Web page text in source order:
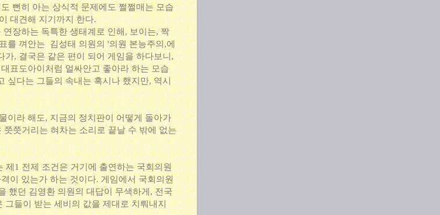
뻔히 아는 상식적 문제에도 쩔쩔매는 모습
대견해 지기까지 한다.
장하는 독특한 생태계로 인해, 보이는, 짝
를 껴안는 김성태 의원의 '의원 본능주의,에
, 결국은 같은 편이 되어 게임을 하다보니,
표도아이처럼 얼싸안고 좋아라 하는 모습
싶다는 그들의 속내는 혹시나 했지만, 역시
이라 해도, 지금의 정치판이 어떻게 돌아가
쯧거리는 혀차는 소리로 끝날 수 밖에 없는
제1 전제 조건은 거기에 출연하는 국회의원
이 있는가 하는 것이다. 게임에서 국회의원
했던 김영환 의원의 대답이 무색하게, 전국
들이 받는 세비의 값을 제대로 치뤄내지